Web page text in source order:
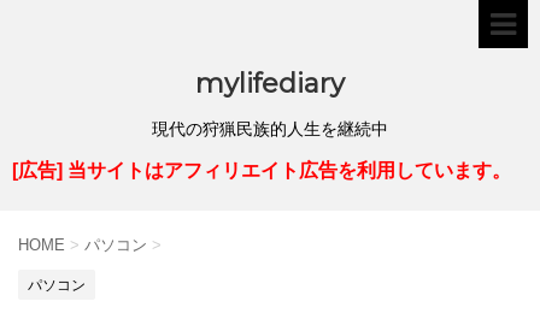
mylifediary
現代の狩猟民族的人生を継続中
[広告] 当サイトはアフィリエイト広告を利用しています。
HOME > パソコン >
パソコン